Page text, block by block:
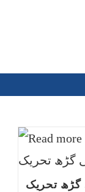
گڑھ تحریک